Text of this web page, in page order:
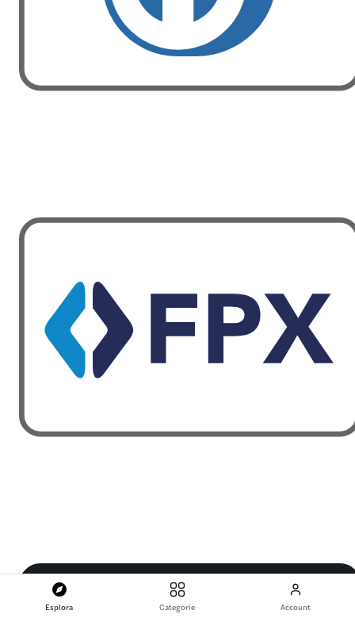
Esplora Categorie Account